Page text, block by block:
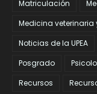
Matriculación
Medicina veterinaria
Noticias de la UPEA
Posgrado
Recursos